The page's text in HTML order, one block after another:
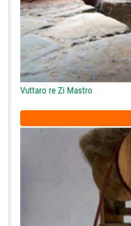
Vuttaro re Zi Mastro